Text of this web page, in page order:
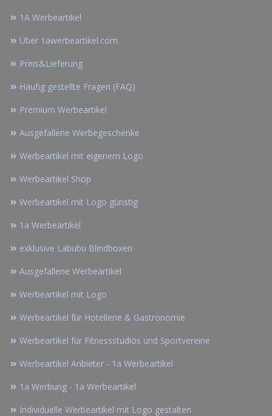
1A Werbeartikel
Über 1awerbeartikel.com
Preis&Lieferung
Häufig gestellte Fragen (FAQ)
Premium Werbeartikel
Ausgefallene Werbegeschenke
Werbeartikel mit eigenem Logo
Werbeartikel Shop
Werbeartikel mit Logo günstig
1a Werbeartikel
exklusive Labubu Blindboxen
Ausgefallene Werbeartikel
Werbeartikel mit Logo
Werbeartikel für Hotellerie & Gastronomie
Werbeartikel für Fitnessstudios und Sportvereine
Werbeartikel Anbieter - 1a Werbeartikel
1a Werbung - 1a Werbeartikel
Individuelle Werbeartikel mit Logo gestalten